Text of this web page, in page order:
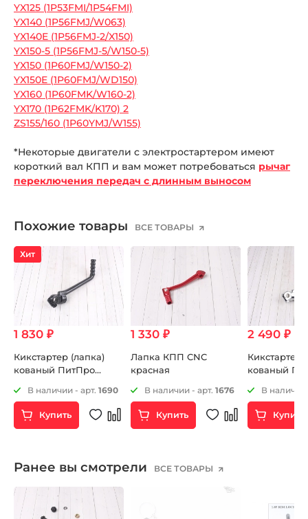
YX125 (1P53FMI/1P54FMI)
YX140 (1P56FMJ/W063)
YX140E (1P56FMJ-2/X150)
YX150-5 (1P56FMJ-5/W150-5)
YX150 (1P60FMJ/W150-2)
YX150E (1P60FMJ/WD150)
YX160 (1P60FMK/W160-2)
YX170 (1P62FMK/K170) 2
ZS155/160 (1P60YMJ/W155)
*Некоторые двигатели с электростартером имеют
короткий вал КПП и вам может потребоваться рычаг
переключения передач с длинным выносом
Похожие товары ВСЕ ТОВАРЫ
Хит
1 830 ₽
Кикстартер (лапка)
кованый ПитПро
В наличии - арт. 1690
Купить
1 330 ₽
Лапка КПП CNC
красная
В наличии - арт. 1676
Купить
2 490 ₽
Кикстартер
кованый
В наличии
Купить
Ранее вы смотрели ВСЕ ТОВАРЫ